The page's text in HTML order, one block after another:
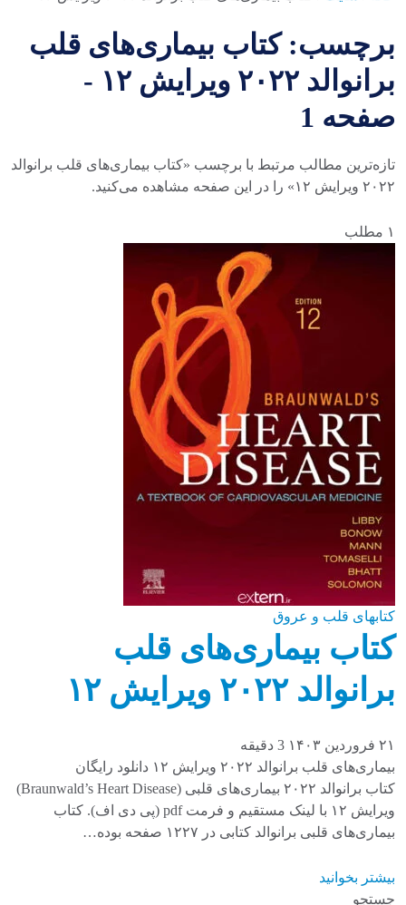
برچسب: کتاب بیماری‌های قلب
برانوالد ۲۰۲۲ ویرایش ۱۲ -
صفحه 1
تازه‌ترین مطالب مرتبط با برچسب «کتاب بیماری‌های قلب برانوالد
۲۰۲۲ ویرایش ۱۲» را در این صفحه مشاهده می‌کنید.
۱ مطلب
کتابهای قلب و عروق
کتاب بیماری‌های قلب
برانوالد ۲۰۲۲ ویرایش ۱۲
۲۱ فروردین ۱۴۰۳
3 دقیقه
بیماری‌های قلب برانوالد ۲۰۲۲ ویرایش ۱۲ دانلود رایگان
کتاب برانوالد ۲۰۲۲ بیماری‌های قلبی (Braunwald’s Heart Disease)
ویرایش ۱۲ با لینک مستقیم و فرمت pdf (پی دی اف). کتاب
بیماری‌های قلبی برانوالد کتابی در ۱۲۲۷ صفحه بوده…
بیشتر بخوانید
جستجو